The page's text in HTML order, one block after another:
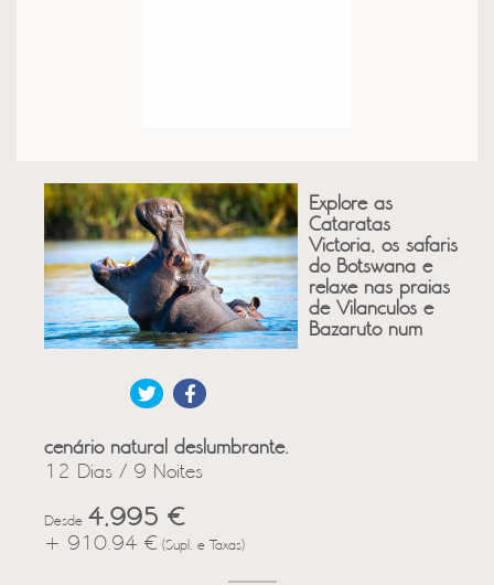
Explore as
Cataratas
Victoria, os safaris
do Botswana e
relaxe nas praias
de Vilanculos e
Bazaruto num
cenário natural deslumbrante.
12 Dias / 9 Noites
Desde 4,995 €
+ 910.94 € (Supl. e Taxas)